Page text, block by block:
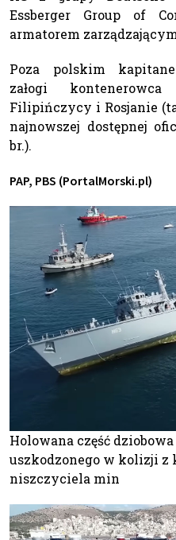
Essberger Group of
armatorem
Poza polskim
załogi
Filipińczycy i Rosjanie
najnowszej dostępnej
br.).
PAP, PBS (PortalMorski.pl)
Holowana część
uszkodzonego w kolizji z
niszczyciela min